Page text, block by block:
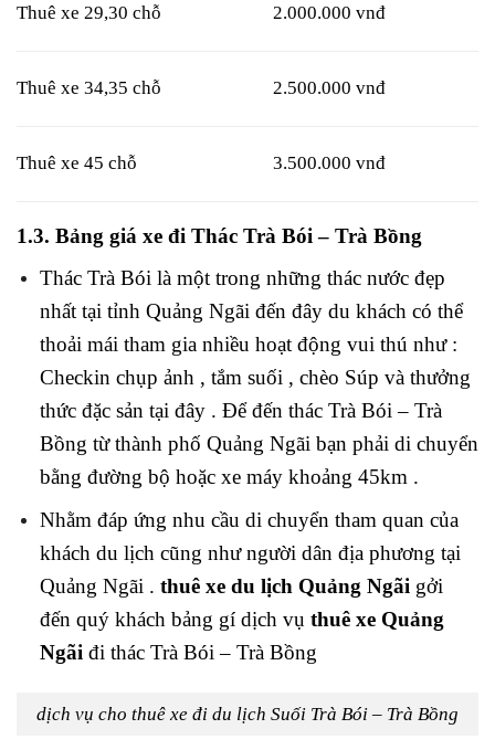
Thuê xe 29,30 chỗ 2.000.000 vnđ
Thuê xe 34,35 chỗ 2.500.000 vnđ
Thuê xe 45 chỗ 3.500.000 vnđ
1.3. Bảng giá xe đi Thác Trà Bói – Trà Bồng
Thác Trà Bói là một trong những thác nước đẹp
nhất tại tỉnh Quảng Ngãi đến đây du khách có thể
thoải mái tham gia nhiều hoạt động vui thú như :
Checkin chụp ảnh , tắm suối , chèo Súp và thưởng
thức đặc sản tại đây . Để đến thác Trà Bói – Trà
Bồng từ thành phố Quảng Ngãi bạn phải di chuyển
bằng đường bộ hoặc xe máy khoảng 45km .
Nhằm đáp ứng nhu cầu di chuyển tham quan của
khách du lịch cũng như người dân địa phương tại
Quảng Ngãi . thuê xe du lịch Quảng Ngãigởi
đến quý khách bảng gí dịch vụ thuê xe Quảng
Ngãiđi thác Trà Bói – Trà Bồng
dịch vụ cho thuê xe đi du lịch Suối Trà Bói – Trà Bồng